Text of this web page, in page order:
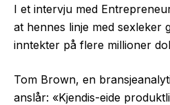
I et intervju med
at hennes linje med sexleker
inntekter på flere millioner
Tom Brown, en
anslår: «Kjendis-eide